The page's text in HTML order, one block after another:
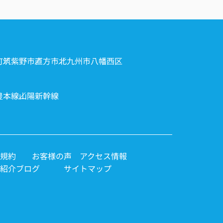
筑紫野市直方市北九州市八幡西区
本線山陽新幹線
約 お客様の声
アクセス情報
介ブログ サイトマップ